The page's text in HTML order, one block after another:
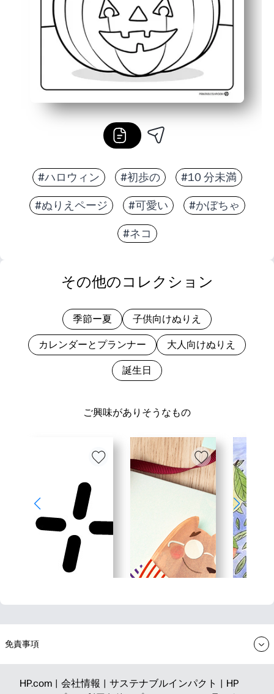
#ハロウィン #初歩の #10 分未満
#ぬりえページ #可愛い #かぼちゃ
#ネコ
ご興味がありそうなもの
その他のコレクション
季節ー夏 子供向けぬりえ
カレンダーとプランナー 大人向けぬりえ
誕生日
免責事項
HP.com | 会社情報 | サステナブルインパクト | HP